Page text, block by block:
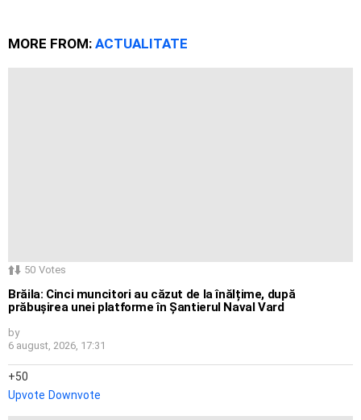
MORE FROM: ACTUALITATE
50 Votes
Brăila: Cinci muncitori au căzut de la înălțime, după
prăbușirea unei platforme în Șantierul Naval Vard
by
6 august, 2026, 17:31
50
Upvote Downvote